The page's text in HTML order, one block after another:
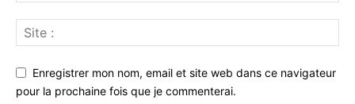
Enregistrer mon nom, email et site web dans ce navigateur
pour la prochaine fois que je commenterai.